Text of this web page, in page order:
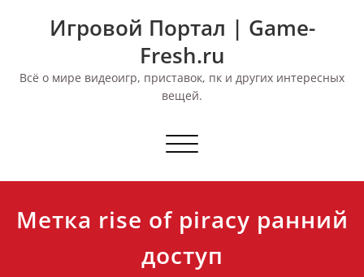
Игровой Портал | Game-
Fresh.ru
Всё о мире видеоигр, приставок, пк и других интересных
вещей.
Переключить
Метка rise of piracy ранний
доступ